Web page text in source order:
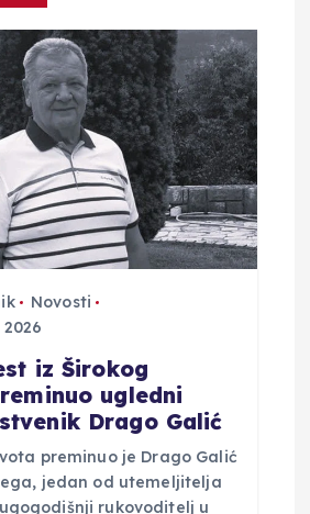
Novosti
iz Širokog
ugledni
Drago Galić
preminuo je Drago Galić
jedan od utemeljitelja
rukovoditelj u